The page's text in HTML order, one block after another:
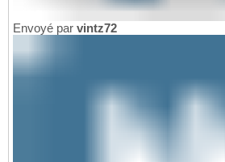
Envoyé par vintz72